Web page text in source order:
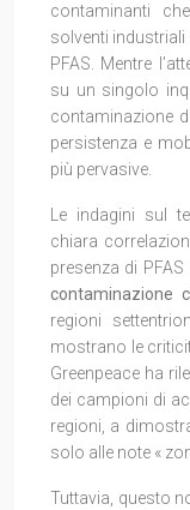
contaminanti
solventi
PFAS. Mentre
su un singolo
contaminazione
persistenza e
più pervasive.
Le indagini sul
chiara
presenza di
contaminazione
regioni
mostrano le
Greenpeace ha
dei campioni di
regioni, a
solo alle note «
Tuttavia, questo